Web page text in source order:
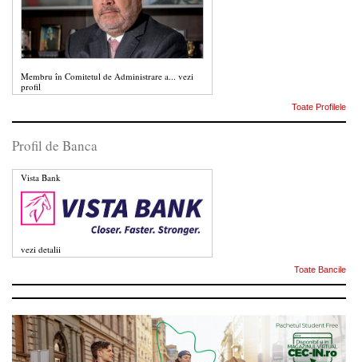
Membru în Comitetul de Administrare a... vezi
profil
Toate Profilele
Profil de Banca
Vista Bank
vezi detalii
Toate Bancile